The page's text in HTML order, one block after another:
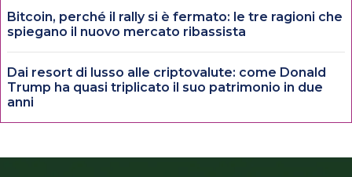
Bitcoin, perché il rally si è fermato: le tre ragioni che
spiegano il nuovo mercato ribassista
Dai resort di lusso alle criptovalute: come Donald
Trump ha quasi triplicato il suo patrimonio in due
anni